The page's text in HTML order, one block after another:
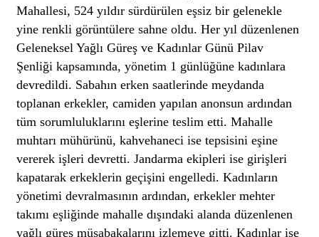
Mahallesi, 524 yıldır sürdürülen eşsiz bir gelenekle
yine renkli görüntülere sahne oldu. Her yıl düzenlenen
Geleneksel Yağlı Güreş ve Kadınlar Günü Pilav
Şenliği kapsamında, yönetim 1 günlüğüne kadınlara
devredildi. Sabahın erken saatlerinde meydanda
toplanan erkekler, camiden yapılan anonsun ardından
tüm sorumluluklarını eşlerine teslim etti. Mahalle
muhtarı mühürünü, kahvehaneci ise tepsisini eşine
vererek işleri devretti. Jandarma ekipleri ise girişleri
kapatarak erkeklerin geçişini engelledi. Kadınların
yönetimi devralmasının ardından, erkekler mehter
takımı eşliğinde mahalle dışındaki alanda düzenlenen
yağlı güreş müsabakalarını izlemeye gitti. Kadınlar ise